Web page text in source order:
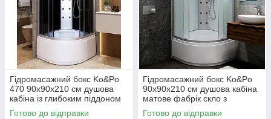
Гідромасажний бокс Ko&Po
470 90x90х210 см душова
кабіна із глибоким піддоном
розсувні двері сіре скло
Готово до відправки
Гідромасажний бокс Ko&Po
90х90х210 см душова кабіна
матове фабрік скло з
глибоким піддоном
Готово до відправки